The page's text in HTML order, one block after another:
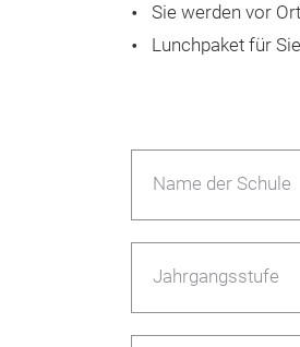
Sie werden vor
Lunchpaket für
Name der Schule
Jahrgangsstufe